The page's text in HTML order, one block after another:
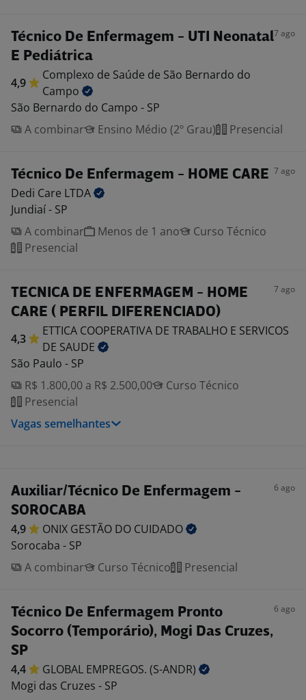
Técnico De Enfermagem - UTI Neonatal
E Pediátrica
7 ago
4,9
Complexo de Saúde de São Bernardo do
Campo
São Bernardo do Campo - SP
A combinar
Ensino Médio (2º Grau) Presencial
Técnico De Enfermagem - HOME CARE 7 ago
Dedi Care LTDA
Jundiaí - SP
A combinar
Menos de 1 ano
Curso Técnico
Presencial
TECNICA DE ENFERMAGEM - HOME
CARE ( PERFIL DIFERENCIADO)
7 ago
4,3
ETTICA COOPERATIVA DE TRABALHO E SERVICOS
DE SAUDE
São Paulo - SP
R$ 1.800,00 a R$ 2.500,00
Curso Técnico
Presencial
Vagas semelhantes
Auxiliar/Técnico De Enfermagem -
SOROCABA
6 ago
4,9 ONIX GESTÃO DO CUIDADO
Sorocaba - SP
A combinar
Curso Técnico Presencial
Técnico De Enfermagem Pronto
Socorro (Temporário), Mogi Das Cruzes,
SP
6 ago
4,4 GLOBAL EMPREGOS. (S-ANDR)
Mogi das Cruzes - SP